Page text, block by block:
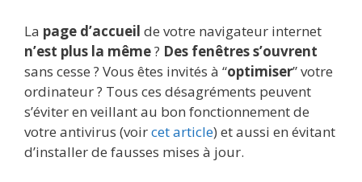
La page d’accueil de votre navigateur internet
n’est plus la même? Des fenêtres s’ouvrent
sans cesse ? Vous êtes invités à “optimiser” votre
ordinateur ? Tous ces désagréments peuvent
s’éviter en veillant au bon fonctionnement de
votre antivirus (voircet article) et aussi en évitant
d’installer de fausses mises à jour.